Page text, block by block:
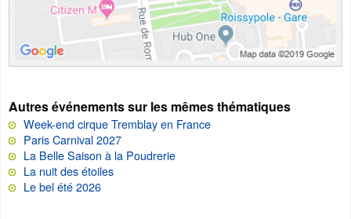
Autres événements sur les mêmes thématiques
Week-end cirque Tremblay en France
Paris Carnival 2027
La Belle Saison à la Poudrerie
La nuit des étoiles
Le bel été 2026